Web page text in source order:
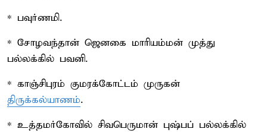
* பவுர்ணமி.
* சோழவந்தான் ஜெனகை மாரியம்மன் முத்து
பல்லக்கில் பவனி.
* காஞ்சிபுரம் குமரக்கோட்டம் முருகன்
திருக்கல்யாணம்.
* உத்தமர்கோவில் சிவபெருமான் புஷ்பப் பல்லக்கில்